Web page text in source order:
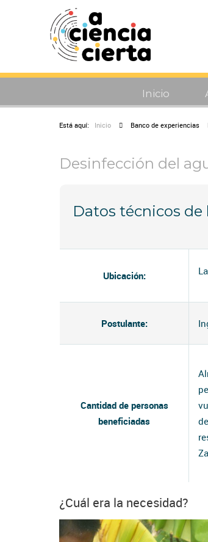
Inicio
Está aquí: Inicio Banco de experiencias
Desinfección del
Datos técnicos de
Ubicación:
Postulante:
Cantidad de personas
beneficiadas
¿Cuál era la necesidad?